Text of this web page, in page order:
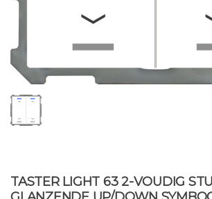
TASTER LIGHT 63 2-VOUDIG